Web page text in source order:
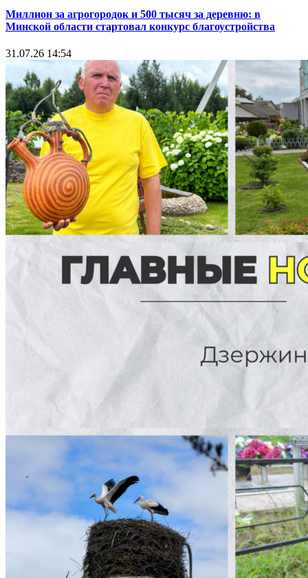
Миллион за агрогородок и 500 тысяч за деревню: в
Минской области стартовал конкурс благоустройства
31.07.26 14:54